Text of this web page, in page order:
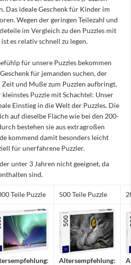
Das ideale Geschenk für Kinder im
Wegen der geringen Teilezahl und
im Vergleich zu den Puzzles mit
es relativ schnell zu legen.
für unsere Puzzles bekommen
für jemanden suchen, der
und Muße zum Puzzlen aufbringt,
Puzzle mit Schachtel: Unser
Einstieg in die Welt der Puzzles. Die
auf dieselbe Fläche wie bei den 200-
bestehen sie aus extragroßen
kommend damit besonders leicht
für unerfahrene Puzzler.
unter 3 Jahren nicht geeignet, da
sind.
Teile Puzzle 500 Teile Puzzle
Altersempfehlung: